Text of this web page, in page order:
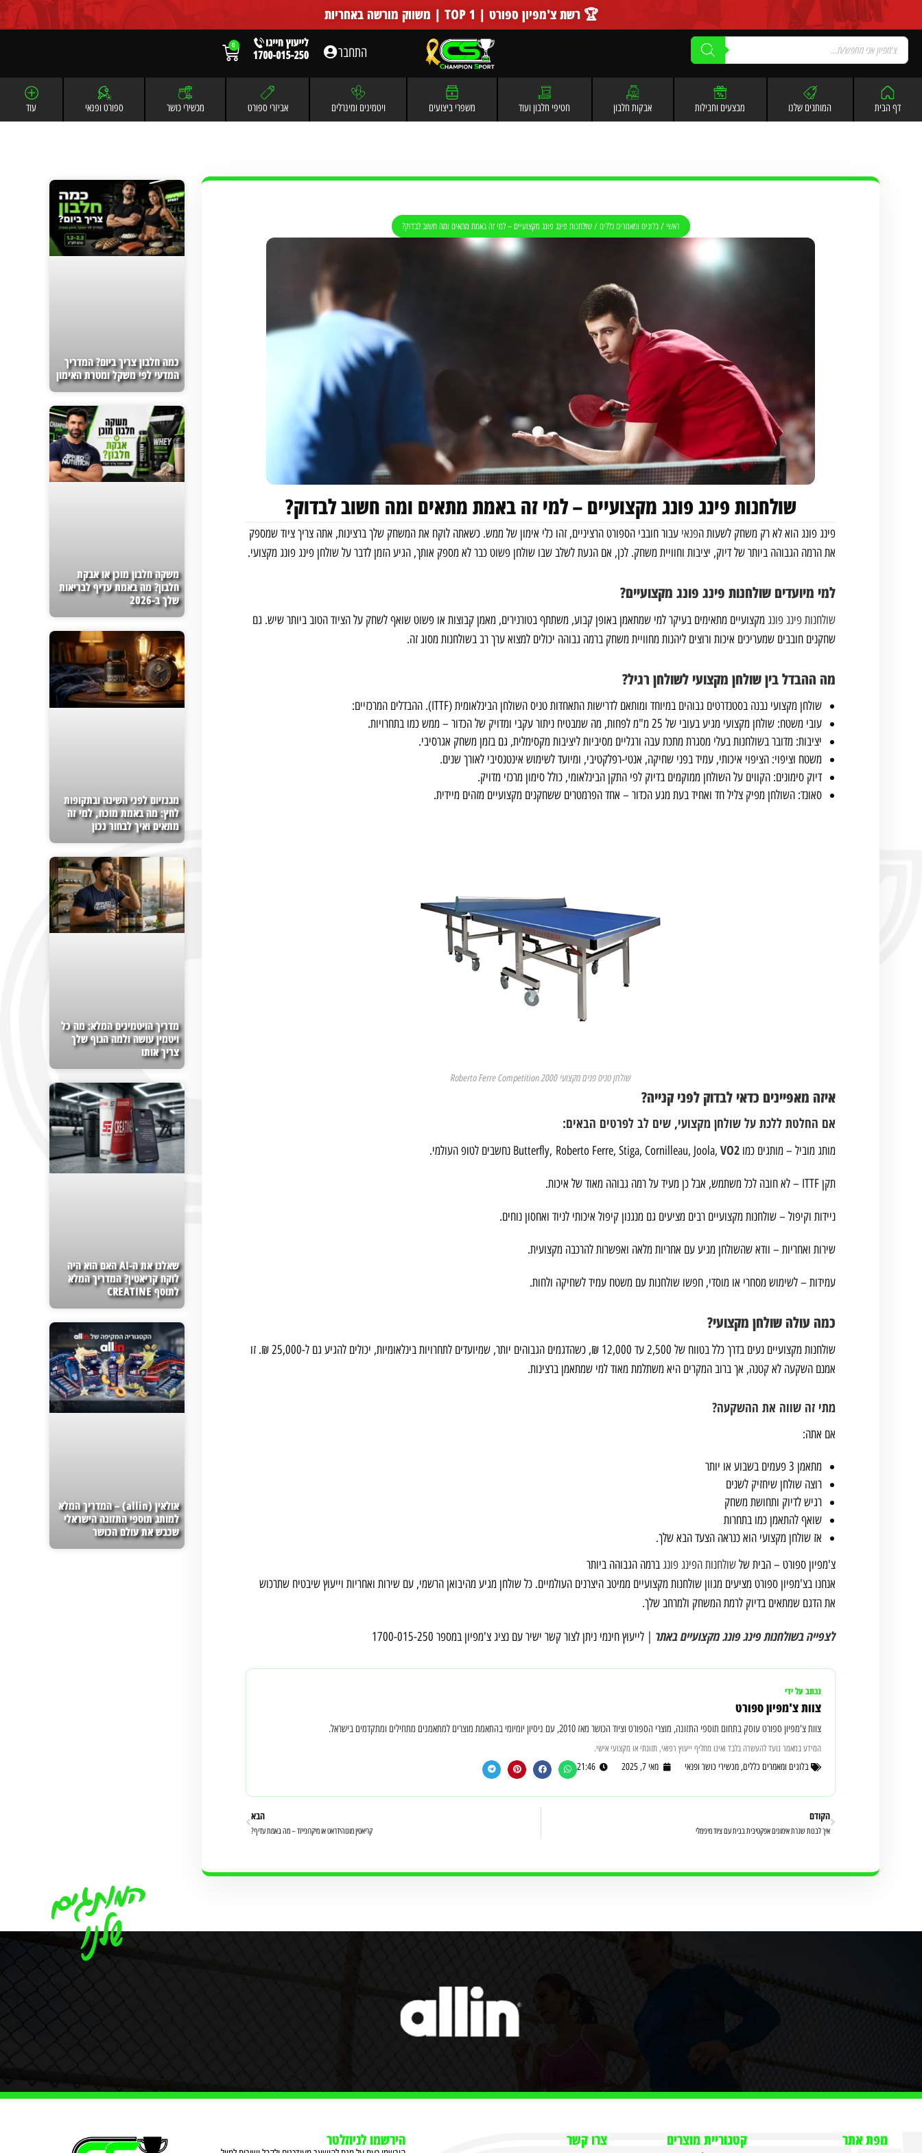
🏆 רשת צ'מפיון ספורט | TOP 1 | משווק מורשה באחריות
התחבר 0
דף הבית המותגים שלנו מבצעים וחבילות אבקות חלבון חטיפי חלבון ועוד משפרי ביצועים ויטמינים ומינרלים אביזרי ספורט מכשירי כושר ספורט ופנאי עוד
ראשי /בלוגים ומאמרים כללים /שולחנות פינג פונג מקצועיים – למי זה באמת מתאים ומה חשוב לבדוק?
שולחנות פינג פונג מקצועיים – למי זה באמת מתאים ומה חשוב לבדוק?
פינג פונג הוא לא רק משחק לשעות הפנאי עבור חובבי הספורט הרציניים, זהו כלי אימון של ממש. כשאתה לוקח את המשחק שלך ברצינות, אתה צריך ציוד שמספק
את הרמה הגבוהה ביותר של דיוק, יציבות וחוויית משחק. לכן, אם הגעת לשלב שבו שולחן פשוט כבר לא מספק אותך, הגיע הזמן לדבר על שולחן פינג פונג מקצועי.
למי מיועדים שולחנות פינג פונג מקצועיים?
שולחנות פינג פונג מקצועיים מתאימים בעיקר למי שמתאמן באופן קבוע, משתתף בטורנירים, מאמן קבוצות או פשוט שואף לשחק על הציוד הטוב ביותר שיש. גם
שחקנים חובבים שמעריכים איכות ורוצים ליהנות מחוויית משחק ברמה גבוהה יכולים למצוא ערך רב בשולחנות מסוג זה.
מה ההבדל בין שולחן מקצועי לשולחן רגיל?
שולחן מקצועי נבנה בסטנדרטים גבוהים במיוחד ומותאם לדרישות התאחדות טניס השולחן הבינלאומית (ITTF). ההבדלים המרכזיים:
עובי משטח: שולחן מקצועי מגיע בעובי של 25 מ"מ לפחות, מה שמבטיח ניתור עקבי ומדויק של הכדור – ממש כמו בתחרויות.
יציבות: מדובר בשולחנות בעלי מסגרת מתכת עבה ורגליים מסיביות ליציבות מקסימלית, גם בזמן משחק אגרסיבי.
משטח וציפוי: הציפוי איכותי, עמיד בפני שחיקה, אנטי-רפלקטיבי, ומיועד לשימוש אינטנסיבי לאורך שנים.
דיוק סימונים: הקווים על השולחן ממוקמים בדיוק לפי התקן הבינלאומי, כולל סימון מרכזי מדויק.
סאונד: השולחן מפיק צליל חד ואחיד בעת מגע הכדור – אחד הפרמטרים ששחקנים מקצועיים מזהים מיידית.
שולחן טניס פנים מקצועי Roberto Ferre Competition 2000
איזה מאפיינים כדאי לבדוק לפני קנייה?
אם החלטת ללכת על שולחן מקצועי, שים לב לפרטים הבאים:
מותג מוביל – מותגים כמו Butterfly, Roberto Ferre, Stiga, Cornilleau, Joola, VO2 נחשבים לטופ העולמי.
תקן ITTF – לא חובה לכל משתמש, אבל כן מעיד על רמה גבוהה מאוד של איכות.
ניידות וקיפול – שולחנות מקצועיים רבים מציעים גם מנגנון קיפול איכותי לניוד ואחסון נוחים.
שירות ואחריות – וודא שהשולחן מגיע עם אחריות מלאה ואפשרות להרכבה מקצועית.
עמידות – לשימוש מסחרי או מוסדי, חפשו שולחנות עם משטח עמיד לשחיקה ולחות.
כמה עולה שולחן מקצועי?
שולחנות מקצועיים נעים בדרך כלל בטווח של 2,500 עד 12,000 ₪, כשהדגמים הגבוהים יותר, שמיועדים לתחרויות בינלאומיות, יכולים להגיע גם ל-25,000 ₪. זו
אמנם השקעה לא קטנה, אך ברוב המקרים היא משתלמת מאוד למי שמתאמן ברצינות.
מתי זה שווה את ההשקעה?
אם אתה:
מתאמן 3 פעמים בשבוע או יותר
רוצה שולחן שיחזיק לשנים
רגיש לדיוק ותחושת משחק
שואף להתאמן כמו בתחרות
אז שולחן מקצועי הוא כנראה הצעד הבא שלך.
צ'מפיון ספורט – הבית שלשולחנות הפינג פונגברמה הגבוהה ביותר
אנחנו בצ'מפיון ספורט מציעים מגוון שולחנות מקצועיים ממיטב היצרנים העולמיים. כל שולחן מגיע מהיבואן הרשמי, עם שירות ואחריות וייעוץ שיבטיח שתרכוש
את הדגם שמתאים בדיוק לרמת המשחק ולמרחב שלך.
לצפייה בשולחנות פינג פונג מקצועיים באתר | לייעוץ חינמי ניתן לצור קשר ישיר עם נציג צ'מפיון במספר 1700-015-250
נכתב על ידי
צוות צ'מפיון ספורט
צוות צ'מפיון ספורט עוסק בתחום תוספי התזונה, מוצרי הספורט וציוד הכושר מאז 2010, עם ניסיון יומיומי בהתאמת מוצרים למתאמנים מתחילים ומתקדמים בישראל.
המידע במאמר נועד להעשרה בלבד ואינו מחליף ייעוץ רפואי, תזונתי או מקצועי אישי.
בלוגים ומאמרים כללים, מכשירי כושר ופנאי מאי 7, 2025 21:46
הקודם
איך לבנות שגרת אימונים אפקטיבית בבית עם ציוד מינימלי
הבא
קריאטין מונוהידראט או מיקרונייזד – מה באמת עדיף?
כמה חלבון צריך ביום? המדריך
המדעי לפי משקל ומטרת האימון
משקה חלבון מוכן או אבקת
חלבון? מה באמת עדיף לבריאות
שלך ב-2026
מגנזיום לפני השינה ובתקופות
לחץ: מה באמת מוכח, למי זה
מתאים ואיך לבחור נכון
מדריך הויטמינים המלא: מה כל
ויטמין עושה ולמה הגוף שלך
צריך אותו
שאלנו את ה-AI האם הוא היה
לוקח קריאטין? המדריך המלא
לתוסף CREATINE
אולאין (allin) – המדריך המלא
למותג תוספי התזונה הישראלי
שכבש את עולם הכושר
מפת אתר קטגוריית מוצרים צרו קשר הירשמו לניוזלטר